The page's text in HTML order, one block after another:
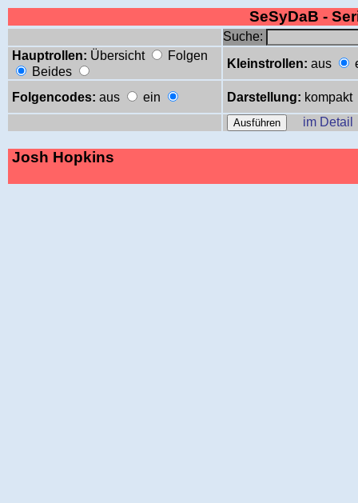
SeSyDaB -
Suche:
Hauptrollen: Übersicht
Folgen
Beides
Kleinstrollen: aus
Folgencodes: aus ein Darstellung: kompakt
im Detail
Josh Hopkins